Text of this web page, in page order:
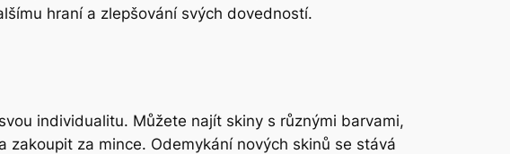
hraní a zlepšování svých dovedností.
individualitu. Můžete najít skiny s různými barvami,
za mince. Odemykání nových skinů se stává